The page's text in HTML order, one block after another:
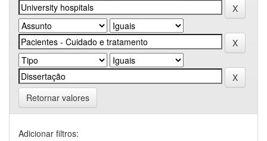
Retornar valores
Adicionar filtros: